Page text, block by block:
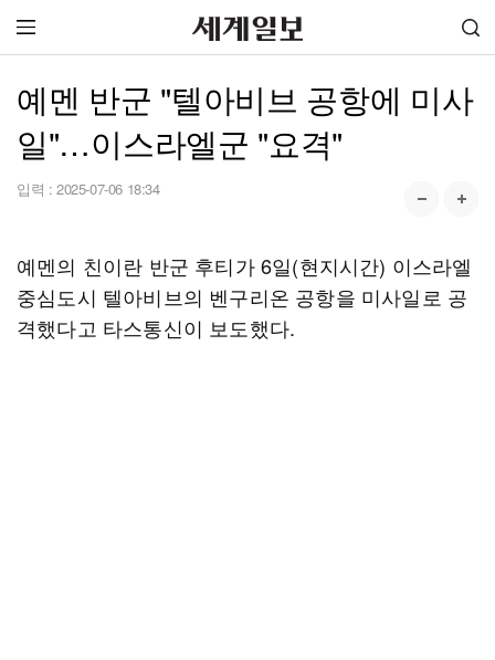
예멘 반군 "텔아비브 공항에 미사
일"…이스라엘군 "요격"
입력 : 2025-07-06 18:34
예멘의 친이란 반군 후티가 6일(현지시간) 이스라엘
중심도시 텔아비브의 벤구리온 공항을 미사일로 공
격했다고 타스통신이 보도했다.